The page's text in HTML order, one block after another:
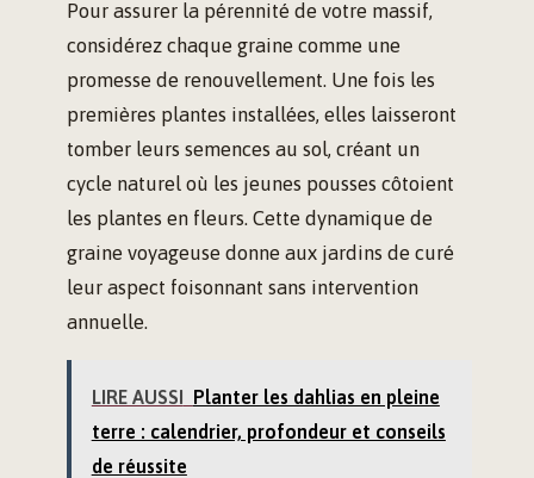
Pour assurer la pérennité de votre massif,
considérez chaque graine comme une
promesse de renouvellement. Une fois les
premières plantes installées, elles laisseront
tomber leurs semences au sol, créant un
cycle naturel où les jeunes pousses côtoient
les plantes en fleurs. Cette dynamique de
graine voyageuse donne aux jardins de curé
leur aspect foisonnant sans intervention
annuelle.
LIRE AUSSI Planter les dahlias en pleine
terre : calendrier, profondeur et conseils
de réussite